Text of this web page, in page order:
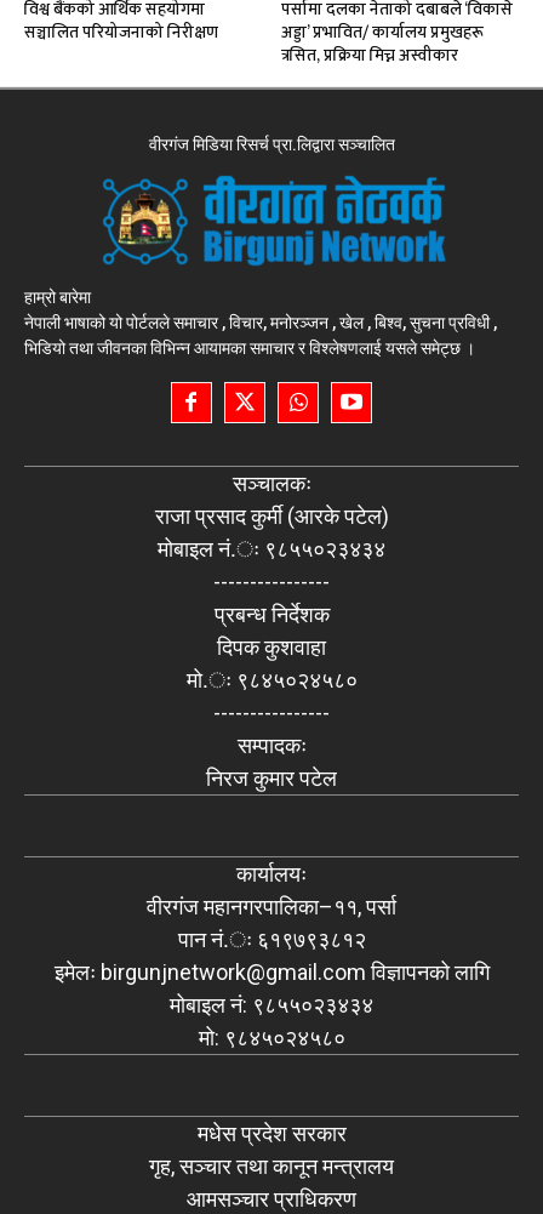
विश्व बैंकको आर्थिक सहयोगमा
सञ्चालित परियोजनाको निरीक्षण
पर्सामा दलका नेताको दबाबले ‘विकासे
अड्डा’ प्रभावित/ कार्यालय प्रमुखहरू
त्रसित, प्रक्रिया मिच्न अस्वीकार
वीरगंज मिडिया रिसर्च प्रा.लिद्वारा सञ्चालित
हाम्रो बारेमा
नेपाली भाषाको यो पोर्टलले समाचार , विचार, मनोरञ्जन , खेल , बिश्व, सुचना प्रविधी ,
भिडियो तथा जीवनका विभिन्न आयामका समाचार र विश्लेषणलाई यसले समेट्छ ।
सञ्चालकः
राजा प्रसाद कुर्मी (आरके पटेल)
मोबाइल नं.ः ९८५५०२३४३४
----------------
प्रबन्ध निर्देशक
दिपक कुशवाहा
मो.ः ९८४५०२४५८०
----------------
सम्पादकः
निरज कुमार पटेल
कार्यालयः
वीरगंज महानगरपालिका–११, पर्सा
पान नं.ः ६१९७९३८१२
इमेलः birgunjnetwork@gmail.comविज्ञापनको लागि
मोबाइल नं: ९८५५०२३४३४
मो: ९८४५०२४५८०
मधेस प्रदेश सरकार
गृह, सञ्चार तथा कानून मन्त्रालय
आमसञ्चार प्राधिकरण